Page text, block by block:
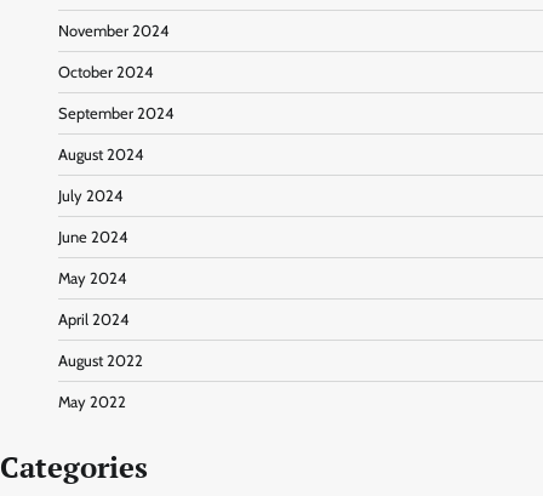
November 2024
October 2024
September 2024
August 2024
July 2024
June 2024
May 2024
April 2024
August 2022
May 2022
Categories